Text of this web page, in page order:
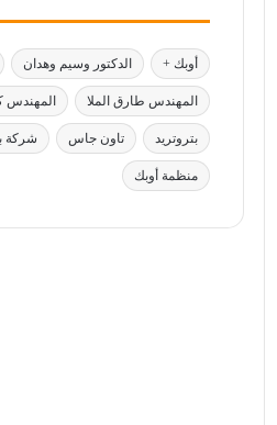
أوبك + الدكتور وسيم وهدان
المهندس طارق الملا المهندس
بتروتريد تاون جاس شركة
منظمة أوبك